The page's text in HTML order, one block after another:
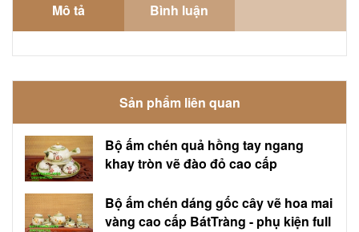
Mô tả Bình luận
Sản phẩm liên quan
Bộ ấm chén quả hồng tay ngang
khay tròn vẽ đào đỏ cao cấp
Bộ ấm chén dáng gốc cây vẽ hoa mai
vàng cao cấp BátTràng - phụ kiện full